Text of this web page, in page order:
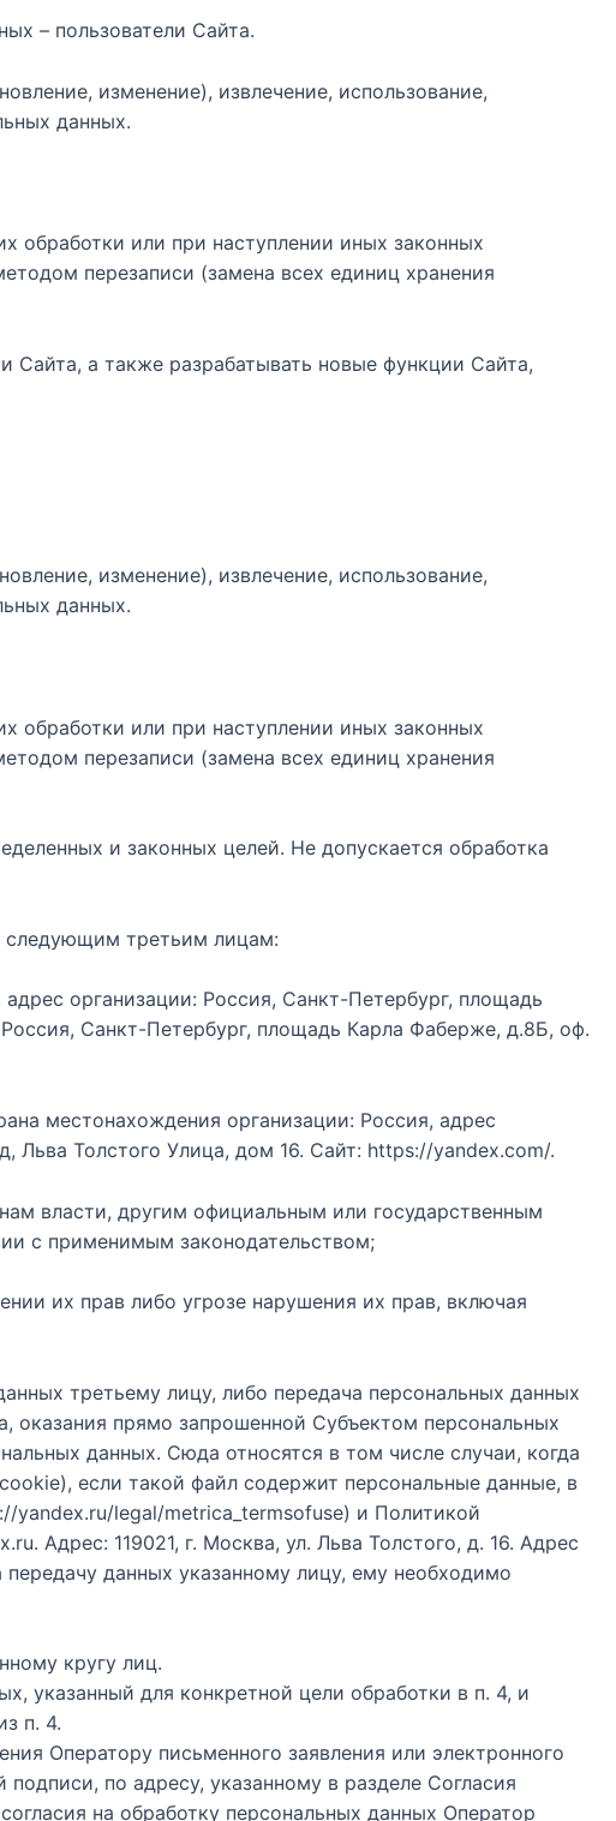
– пользователи Сайта.
изменение), извлечение, использование,
данных.
обработки или при наступлении иных законных
перезаписи (замена всех единиц хранения
Сайта, а также разрабатывать новые функции Сайта,
изменение), извлечение, использование,
данных.
обработки или при наступлении иных законных
перезаписи (замена всех единиц хранения
и законных целей. Не допускается обработка
следующим третьим лицам:
организации: Россия, Санкт-Петербург, площадь
Санкт-Петербург, площадь Карла Фаберже, д.8Б, оф.
местонахождения организации: Россия, адрес
Льва Толстого Улица, дом 16. Сайт: https://yandex.com/.
власти, другим официальным или государственным
с применимым законодательством;
их прав либо угрозе нарушения их прав, включая
третьему лицу, либо передача персональных данных
оказания прямо запрошенной Субъектом персональных
данных. Сюда относятся в том числе случаи, когда
если такой файл содержит персональные данные, в
yandex.ru/legal/metrica_termsofuse) и Политикой
Адрес: 119021, г. Москва, ул. Льва Толстого, д. 16. Адрес
данных указанному лицу, ему необходимо
кругу лиц.
указанный для конкретной цели обработки в п. 4, и
п. 4.
Оператору письменного заявления или электронного
по адресу, указанному в разделе Согласия
на обработку персональных данных Оператор